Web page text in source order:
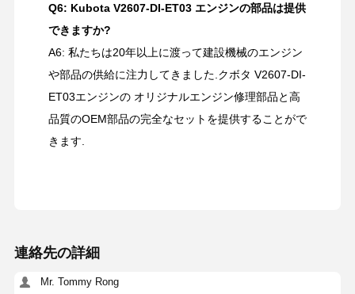
Q6: Kubota V2607-DI-ET03 エンジンの部品は提供
できますか?
A6: 私たちは20年以上に渡って建設機械のエンジン
や部品の供給に注力してきました.クボタ V2607-DI-
ET03エンジンの オリジナルエンジン修理部品と高
品質のOEM部品の完全なセットを提供することがで
きます.
連絡先の詳細
Mr. Tommy Rong